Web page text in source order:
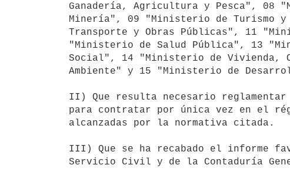
Ganadería, Agricultura y Pesca", 08
Minería", 09 "Ministerio de Turismo
Transporte y Obras Públicas", 11
"Ministerio de Salud Pública", 13
Social", 14 "Ministerio de Vivienda,
Ambiente" y 15 "Ministerio de
II) Que resulta necesario
para contratar por única vez en el
alcanzadas por la normativa citada.
III) Que se ha recabado el informe
Servicio Civil y de la Contaduría